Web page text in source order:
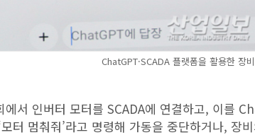
ChatGPT·SCADA 플랫폼을 활용한 장
에서 인버터 모터를 SCADA에 연결하고, 이를
터 멈춰줘’라고 명령해 가동을 중단하거나, 장